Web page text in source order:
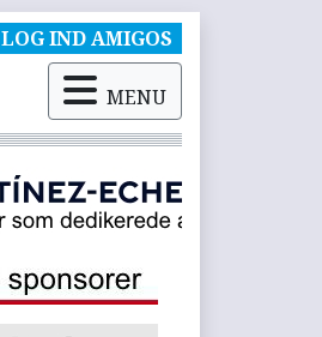
LOG IND AMIGOS
MENU